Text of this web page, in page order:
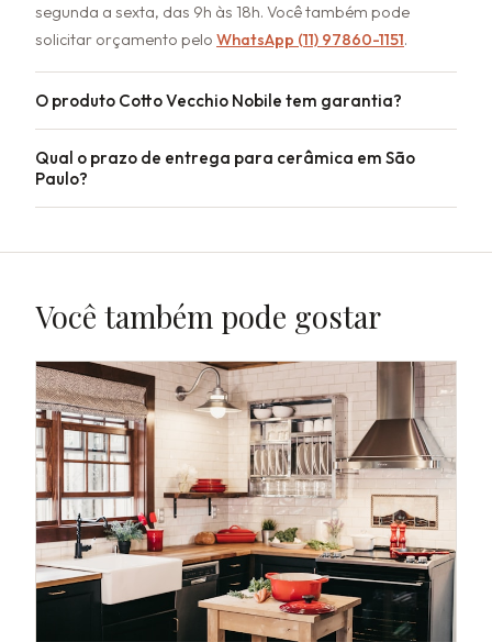
segunda a sexta, das 9h às 18h. Você também pode
solicitar orçamento pelo WhatsApp (11) 97860-1151.
O produto Cotto Vecchio Nobile tem garantia?
Qual o prazo de entrega para cerâmica em São
Paulo?
Você também pode gostar